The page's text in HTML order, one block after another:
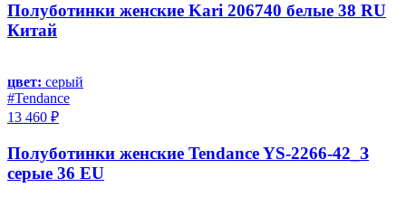
Полуботинки женские Kari 206740 белые 38 RU
Китай
цвет: серый
#Tendance
13 460 ₽
Полуботинки женские Tendance YS-2266-42_З
серые 36 EU